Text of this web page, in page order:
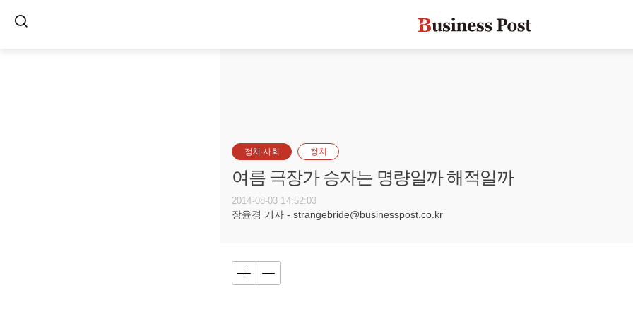
정치·사회 정치
여름 극장가 승자는 명량일까 해적일까
2014-08-03 14:52:03
장윤경 기자 - strangebride@businesspost.co.kr